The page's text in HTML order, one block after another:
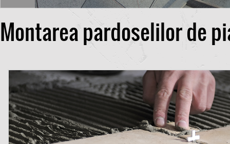
Montarea pardoselilor de